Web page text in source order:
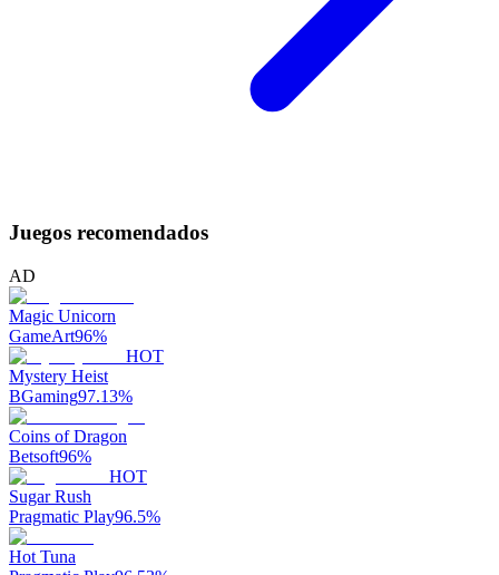
Juegos recomendados
AD
Magic Unicorn
GameArt96%
HOT
Mystery Heist
BGaming97.13%
Coins of Dragon
Betsoft96%
HOT
Sugar Rush
Pragmatic Play96.5%
Hot Tuna